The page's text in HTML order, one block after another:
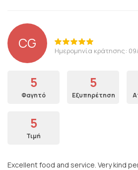
CG Ημερομηνία κράτησης:
5
Φαγητό
5
Εξυπηρέτηση
5
Τιμή
Excellent food and service. Very kind